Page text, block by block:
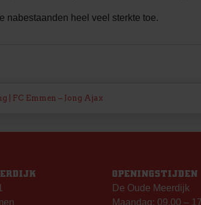
nabestaanden heel veel sterkte toe.
| FC Emmen – Jong Ajax
OPENINGSTIJDEN
De Oude Meerdijk
Maandag: 09.00 –